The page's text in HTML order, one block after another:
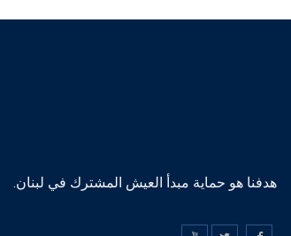
هدفنا هو حماية مبدأ العيش المشترك في لبنان.